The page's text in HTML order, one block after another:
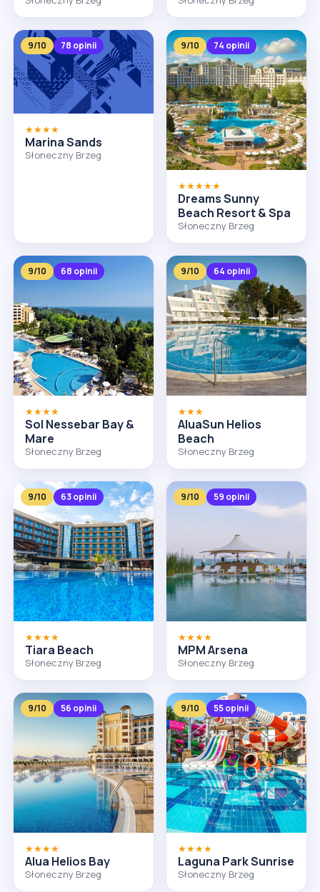
9/10 78 opinii
★★★★
Marina Sands
Słoneczny Brzeg
9/10 74 opinii
★★★★★
Dreams Sunny
Beach Resort & Spa
Słoneczny Brzeg
9/10 68 opinii
★★★★
Sol Nessebar Bay &
Mare
Słoneczny Brzeg
9/10 64 opinii
★★★
AluaSun Helios
Beach
Słoneczny Brzeg
9/10 63 opinii
★★★★
Tiara Beach
Słoneczny Brzeg
9/10 59 opinii
★★★★
MPM Arsena
Słoneczny Brzeg
9/10 56 opinii
★★★★
Alua Helios Bay
Słoneczny Brzeg
9/10 55 opinii
★★★★
Laguna Park Sunrise
Słoneczny Brzeg